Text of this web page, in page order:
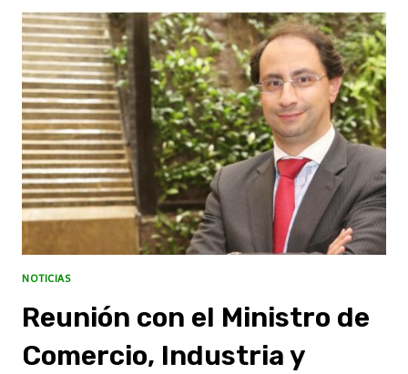
NOTICIAS
Reunión con el Ministro de
Comercio, Industria y